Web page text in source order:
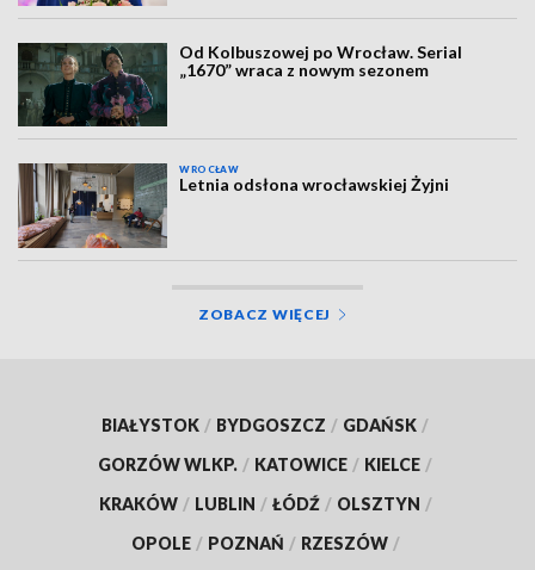
Od Kolbuszowej po Wrocław. Serial
„1670” wraca z nowym sezonem
WROCŁAW
Letnia odsłona wrocławskiej Żyjni
ZOBACZ WIĘCEJ
BIAŁYSTOK / BYDGOSZCZ / GDAŃSK /
GORZÓW WLKP. / KATOWICE / KIELCE /
KRAKÓW / LUBLIN / ŁÓDŹ / OLSZTYN /
OPOLE / POZNAŃ / RZESZÓW /